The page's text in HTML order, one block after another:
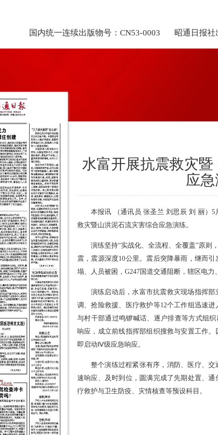
国内统一连续出版物号：CN53-0003 昭通日报社
水富开展抗震救灾
应
本报讯 （通讯员 张圣兰 刘思辰 刘 丽）5
救灾暨山洪泥石流灾害综合应急演练。
演练坚持“实战化、全流程、全覆盖”原则
震，震源深度10公里。震后突降暴雨，继而
塌、人员被困，G247国道交通阻断，辖区电力
演练启动后，水富市抗震救灾现场指挥
调、抢险救援、医疗救护等12个工作组迅速
与村干部通过鸣锣喊话、逐户排查等方式组
响应，成立前线指挥部组织搜救与安置工作
即启动Ⅳ级应急响应。
整个演练过程紧张有序，消防、医疗、
速响应、及时到位，圆满完成了先期处置、
疗救护与卫生防疫、灾情核查等预设科目。